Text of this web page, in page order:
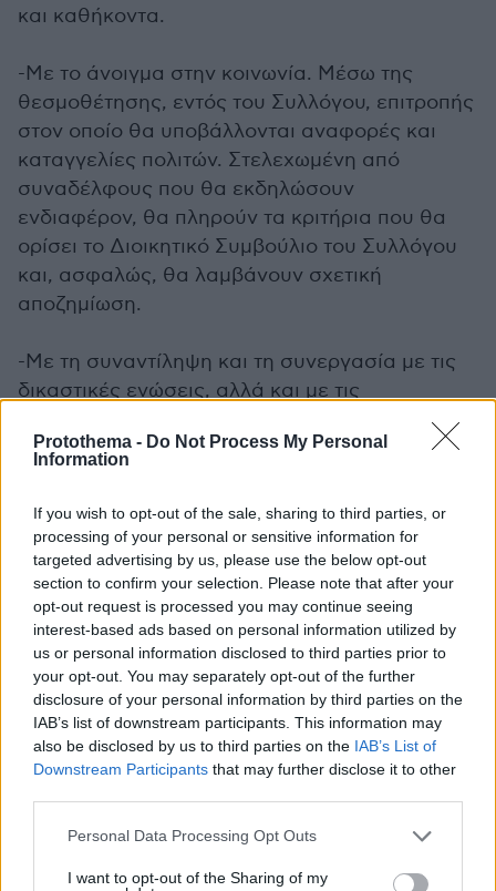
Protothema - Do Not Process My Personal
Information
If you wish to opt-out of the sale, sharing to third parties, or
processing of your personal or sensitive information for
targeted advertising by us, please use the below opt-out
section to confirm your selection. Please note that after your
opt-out request is processed you may continue seeing
interest-based ads based on personal information utilized by
us or personal information disclosed to third parties prior to
your opt-out. You may separately opt-out of the further
disclosure of your personal information by third parties on the
IAB’s list of downstream participants. This information may
also be disclosed by us to third parties on the IAB’s List of
Downstream Participants that may further disclose it to other
Please note that this website/app uses one or more Google
not limited to your visit or usage behaviour. You may click to
Personal Data Processing Opt Outs
I want to opt-out of the Sharing of my
και καθήκοντα.
-Με το άνοιγμα στην κοινωνία. Μέσω της
θεσμοθέτησης, εντός του Συλλόγου, επιτροπής
στον οποίο θα υποβάλλονται αναφορές και
καταγγελίες πολιτών. Στελεχωμένη από
συναδέλφους που θα εκδηλώσουν
ενδιαφέρον, θα πληρούν τα κριτήρια που θα
ορίσει το Διοικητικό Συμβούλιο του Συλλόγου
και, ασφαλώς, θα λαμβάνουν σχετική
αποζημίωση.
-Με τη συναντίληψη και τη συνεργασία με τις
δικαστικές ενώσεις, αλλά και με τις
Συνήγορο του Πολίτη. Η κοινή δράση φορέων
αλλά και την αγωνία για την εύρυθμη και
αποτελεσματική απονομή της δικαιοσύνης
είναι επιβεβλημένη.
Αλλά και με την πληρέστερη και
συστηματικότερη προβολή πάγιων αιτημάτων
του δικηγορικού κλάδου:
-Την επαναφορά της υποχρεωτικής
παράστασης στα συμβόλαια, που θωρακίζει
-Τη μείωση του ΦΠΑ στην παροχή νομικών,
ιδιαίτερα δικαστηριακών, υπηρεσιών, που